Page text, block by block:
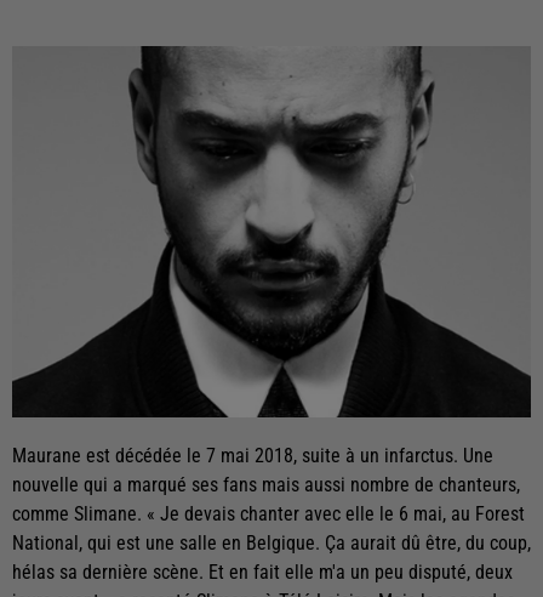
Maurane est décédée le 7 mai 2018, suite à un infarctus. Une
nouvelle qui a marqué ses fans mais aussi nombre de chanteurs,
comme Slimane. « Je devais chan­ter avec elle le 6 mai, au Forest
Natio­nal, qui est une salle en Belgique. Ça aurait dû être, du coup,
hélas sa dernière scène. Et en fait elle m'a un peu disputé, deux